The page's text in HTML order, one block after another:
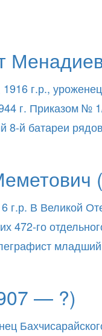
г.р.,
г. Приказом №
8-й батареи
В Великой
472-го
— ?)